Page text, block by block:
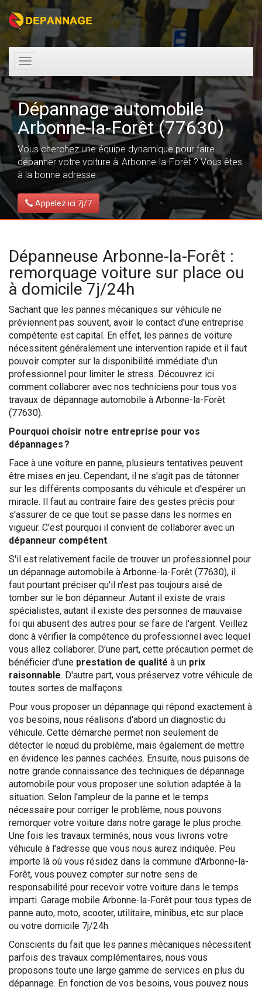
Toggle
navigation
Dépannage automobile
Arbonne-la-Forêt (77630)
Vous cherchez une équipe dynamique pour faire
dépanner votre voiture à Arbonne-la-Forêt ? Vous êtes
à la bonne adresse.
Appelez ici 7j/7
Dépanneuse Arbonne-la-Forêt :
remorquage voiture sur place ou
à domicile 7j/24h
Sachant que les pannes mécaniques sur véhicule ne
préviennent pas souvent, avoir le contact d'une entreprise
compétente est capital. En effet, les pannes de voiture
nécessitent généralement une intervention rapide et il faut
pouvoir compter sur la disponibilité immédiate d'un
professionnel pour limiter le stress. Découvrez ici
comment collaborer avec nos techniciens pour tous vos
travaux de dépannage automobile à Arbonne-la-Forêt
(77630).
Pourquoi choisir notre entreprise pour vos
dépannages ?
Face à une voiture en panne, plusieurs tentatives peuvent
être mises en jeu. Cependant, il ne s'agit pas de tâtonner
sur les différents composants du véhicule et d'espérer un
miracle. Il faut au contraire faire des gestes précis pour
s'assurer de ce que tout se passe dans les normes en
vigueur. C'est pourquoi il convient de collaborer avec un
dépanneur compétent.
S'il est relativement facile de trouver un professionnel pour
un dépannage automobile à Arbonne-la-Forêt (77630), il
faut pourtant préciser qu'il n'est pas toujours aisé de
tomber sur le bon dépanneur. Autant il existe de vrais
spécialistes, autant il existe des personnes de mauvaise
foi qui abusent des autres pour se faire de l'argent. Veillez
donc à vérifier la compétence du professionnel avec lequel
vous allez collaborer. D'une part, cette précaution permet de
bénéficier d'une prestation de qualité à un prix
raisonnable. D'autre part, vous préservez votre véhicule de
toutes sortes de malfaçons.
Pour vous proposer un dépannage qui répond exactement à
vos besoins, nous réalisons d'abord un diagnostic du
véhicule. Cette démarche permet non seulement de
détecter le nœud du problème, mais également de mettre
en évidence les pannes cachées. Ensuite, nous puisons de
notre grande connaissance des techniques de dépannage
automobile pour vous proposer une solution adaptée à la
situation. Selon l'ampleur de la panne et le temps
nécessaire pour corriger le problème, nous pouvons
remorquer votre voiture dans notre garage le plus proche.
Une fois les travaux terminés, nous vous livrons votre
véhicule à l'adresse que vous nous aurez indiquée. Peu
importe là où vous résidez dans la commune d'Arbonne-la-
Forêt, vous pouvez compter sur notre sens de
responsabilité pour recevoir votre voiture dans le temps
imparti. Garage mobile Arbonne-la-Forêt pour tous types de
panne auto, moto, scooter, utilitaire, minibus, etc sur place
ou votre domicile 7j/24h.
Conscients du fait que les pannes mécaniques nécessitent
parfois des travaux complémentaires, nous vous
proposons toute une large gamme de services en plus du
dépannage. En fonction de vos besoins, vous pouvez nous